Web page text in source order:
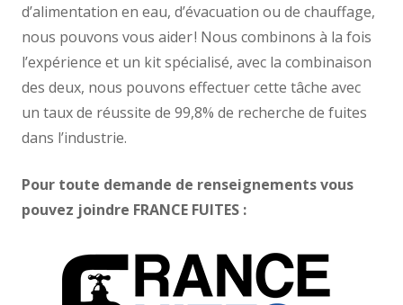
d’alimentation en eau, d’évacuation ou de chauffage,
nous pouvons vous aider ! Nous combinons à la fois
l’expérience et un kit spécialisé, avec la combinaison
des deux, nous pouvons effectuer cette tâche avec
un taux de réussite de 99,8% de recherche de fuites
dans l’industrie.
Pour toute demande de renseignements vous
pouvez joindre FRANCE FUITES :